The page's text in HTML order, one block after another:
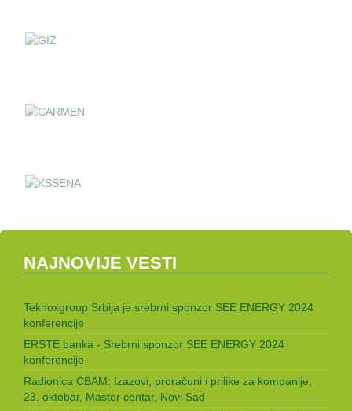
NAJNOVIJE VESTI
Teknoxgroup Srbija je srebrni sponzor SEE ENERGY 2024
konferencije
ERSTE banka - Srebrni sponzor SEE ENERGY 2024
konferencije
Radionica CBAM: Izazovi, proračuni i prilike za kompanije,
23. oktobar, Master centar, Novi Sad